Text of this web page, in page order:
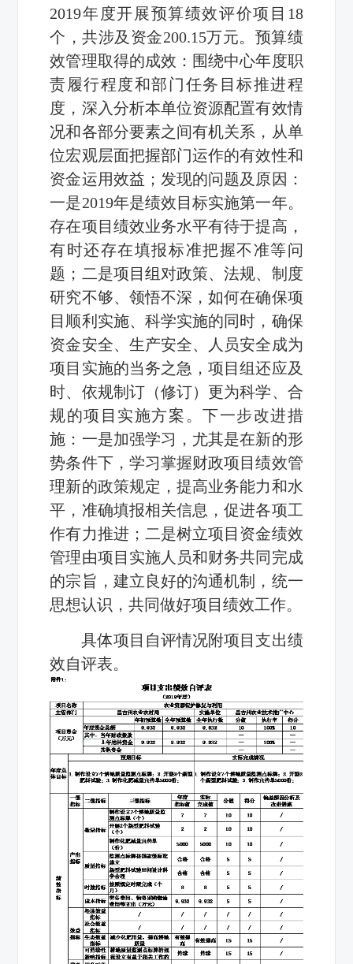
2019年度开展预算绩效评价项目 18
个，共涉及资金200.15万元。预算绩
效管理取得的成效：围绕中心年度职
责履行程度和部门任务目标推进程
度，深入分析本单位资源配置有效情
况和各部分要素之间有机关系，从单
位宏观层面把握部门运作的有效性和
资金运用效益；发现的问题及原因：
一是2019年是绩效目标实施第一年。
存在项目绩效业务水平有待于提高，
有时还存在填报标准把握不准等问
题；二是项目组对政策、法规、制度
研究不够、领悟不深，如何在确保项
目顺利实施、科学实施的同时，确保
资金安全、生产安全、人员安全成为
项目实施的当务之急，项目组还应及
时、依规制订（修订）更为科学、合
规的项目实施方案。下一步改进措
施：一是加强学习，尤其是在新的形
势条件下，学习掌握财政项目绩效管
理新的政策规定，提高业务能力和水
平，准确填报相关信息，促进各项工
作有力推进；二是树立项目资金绩效
管理由项目实施人员和财务共同完成
的宗旨，建立良好的沟通机制，统一
思想认识，共同做好项目绩效工作。
具体项目自评情况附项目支出绩
效自评表。